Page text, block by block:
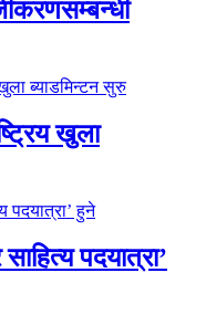
खुला
पदयात्रा’